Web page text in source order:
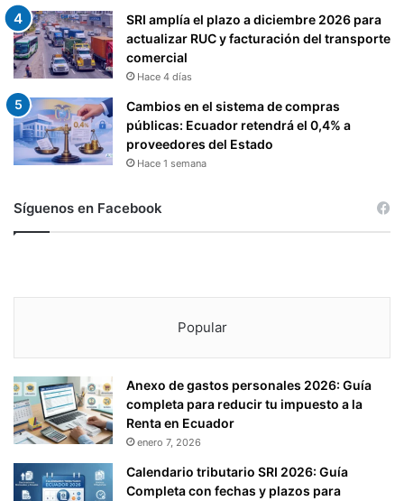
J
E
T
O
A
L
R
I
.
.
SRI amplía el plazo a diciembre 2026 para
actualizar RUC y facturación del transporte
comercial
Hace 4 días
Cambios en el sistema de compras
públicas: Ecuador retendrá el 0,4% a
proveedores del Estado
Hace 1 semana
Síguenos en Facebook
Popular
Anexo de gastos personales 2026: Guía
completa para reducir tu impuesto a la
Renta en Ecuador
enero 7, 2026
Calendario tributario SRI 2026: Guía
Completa con fechas y plazos para